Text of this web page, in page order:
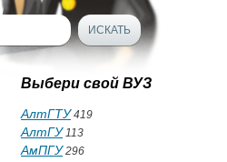
Выбери свой ВУЗ
АлтГТУ419
АлтГУ113
АмПГУ296